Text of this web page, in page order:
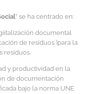
” se ha centrado en:
documental
de residuos )para la
residuos.
y productividad en la
de documentación
bajo la norma UNE